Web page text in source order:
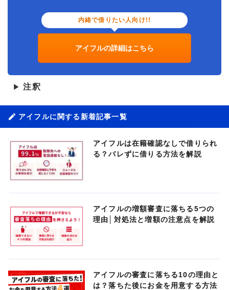
内緒で借りたい人向け!!
アイフルの詳細はこちら
▶ 注釈
アイフルに関する新着記事一覧
アイフルは在籍確認なしで借りられ
る？バレずに借りる方法を解説
アイフルの増額審査に落ちる5つの
理由│対処法と増額の注意点を解説
アイフルの審査に落ちる10の理由と
は？落ちた後にお金を用意する方法